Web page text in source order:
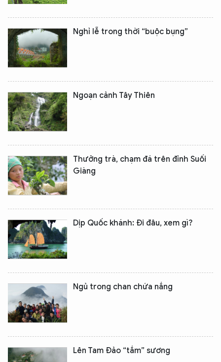
Nghỉ lễ trong thời “buộc bụng”
Ngoạn cảnh Tây Thiên
Thưởng trà, chạm đá trên đỉnh Suối
Giàng
Dịp Quốc khánh: Đi đâu, xem gì?
Ngủ trong chan chứa nắng
Lên Tam Đảo “tắm” sương